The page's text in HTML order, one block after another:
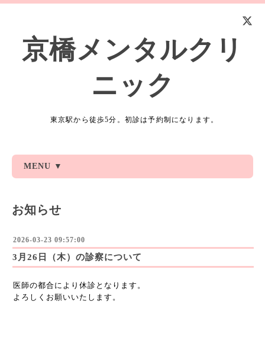
京橋メンタルクリ
ニック
東京駅から徒歩5分。初診は予約制になります。
MENU ▼
お知らせ
2026-03-23 09:57:00
3月26日（木）の診察について
医師の都合により休診となります。
よろしくお願いいたします。